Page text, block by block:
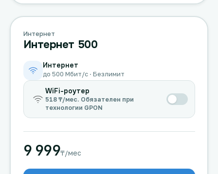
Интернет
Интернет 500
Интернет
до 500 Мбит/с · Безлимит
WiFi-роутер
518 ₸/мес. Обязателен при
технологии GPON
9 999₸/мес